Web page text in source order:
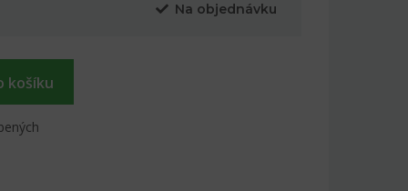
Na objednávku
košíku